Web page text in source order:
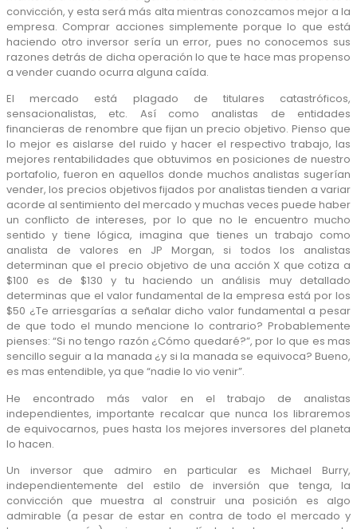
convicción, y esta será más alta mientras conozcamos mejor a la
empresa. Comprar acciones simplemente porque lo que está
haciendo otro inversor sería un error, pues no conocemos sus
razones detrás de dicha operación lo que te hace mas propenso
a vender cuando ocurra alguna caída.
El mercado está plagado de titulares catastróficos,
sensacionalistas, etc. Así como analistas de entidades
financieras de renombre que fijan un precio objetivo. Pienso que
lo mejor es aislarse del ruido y hacer el respectivo trabajo, las
mejores rentabilidades que obtuvimos en posiciones de nuestro
portafolio, fueron en aquellos donde muchos analistas sugerían
vender, los precios objetivos fijados por analistas tienden a variar
acorde al sentimiento del mercado y muchas veces puede haber
un conflicto de intereses, por lo que no le encuentro mucho
sentido y tiene lógica, imagina que tienes un trabajo como
analista de valores en JP Morgan, si todos los analistas
determinan que el precio objetivo de una acción X que cotiza a
$100 es de $130 y tu haciendo un análisis muy detallado
determinas que el valor fundamental de la empresa está por los
$50 ¿Te arriesgarías a señalar dicho valor fundamental a pesar
de que todo el mundo mencione lo contrario? Probablemente
pienses: “Si no tengo razón ¿Cómo quedaré?”, por lo que es mas
sencillo seguir a la manada ¿y si la manada se equivoca? Bueno,
es mas entendible, ya que “nadie lo vio venir”.
He encontrado más valor en el trabajo de analistas
independientes, importante recalcar que nunca los libraremos
de equivocarnos, pues hasta los mejores inversores del planeta
lo hacen.
Un inversor que admiro en particular es Michael Burry,
independientemente del estilo de inversión que tenga, la
convicción que muestra al construir una posición es algo
admirable (a pesar de estar en contra de todo el mercado y